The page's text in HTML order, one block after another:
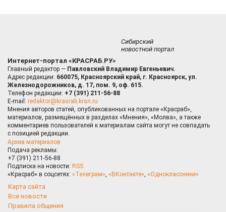
Сибирский
новостной портал
Интернет-портал «КРАСРАБ.РУ»
Главный редактор — Павловский Владимир Евгеньевич.
Адрес редакции: 660075, Красноярский край, г. Красноярск, ул.
Железнодорожников, д. 17, пом. 9, оф. 615.
Телефон редакции: +7 (391) 211-56-88
E-mail: redaktor@krasrab.krsn.ru
Мнения авторов статей, опубликованных на портале «Красраб»,
материалов, размещённых в разделах «Мнения», «Молва», а также
комментариев пользователей к материалам сайта могут не совпадать
с позицией редакции.
Архив материалов
Подача рекламы:
+7 (391) 211-56-88
Подписка на новости: RSS
«Красраб» в соцсетях: «Телеграм», «ВКонтакте», «Одноклассники»
Карта сайта
Все новости
Правила общения